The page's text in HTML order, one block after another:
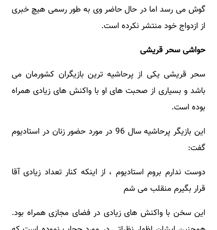
گوش می رسد اما در حال حاضر وی به طور رسمی هیچ خبری
از ازدواج خود منتشر نکرده است.
حواشی سحر قریشی
سحر قریشی یکی از پرحاشیه ترین بازیگران کشورمان می
باشد و بسیاری از صحبت های او با واکنش های زیادی همراه
بوده است.
این بازیگر پرحاشیه سال 96 در مورد حضور زنان در استادیوم
گفت:
دوست ندارم بروم استادیوم ، از اینکه کنار تعداد زیادی آقا
قرار بگیرم منقلب می‌ شم
این سخن با واکنش های زیادی در فضای مجازی همراه بود.